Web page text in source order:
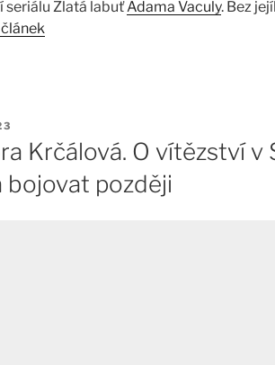
seriálu Zlatá labuťAdama Vaculy. Bez
Krčálová. O vítězství v
bojovat později